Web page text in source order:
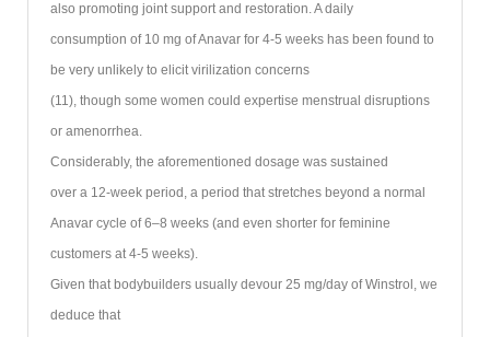
also promoting joint support and restoration. A daily
consumption of 10 mg of Anavar for 4-5 weeks has been found to
be very unlikely to elicit virilization concerns
(11), though some women could expertise menstrual disruptions
or amenorrhea.
Considerably, the aforementioned dosage was sustained
over a 12-week period, a period that stretches beyond a normal
Anavar cycle of 6–8 weeks (and even shorter for feminine
customers at 4-5 weeks).
Given that bodybuilders usually devour 25 mg/day of Winstrol, we
deduce that